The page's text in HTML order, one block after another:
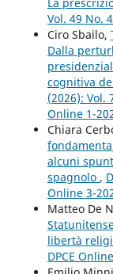
Vol. 49 No.
Ciro Sbailo,
Dalla
cognitiva
(2026): Vol.
Online 1-
Chiara
alcuni
spagnolo ,
Online 3-
Matteo De
libertà
DPCE